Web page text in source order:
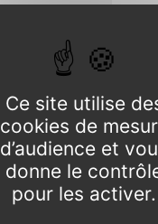
Ce site utilise
cookies de
d’audience et
donne le
pour les activer.